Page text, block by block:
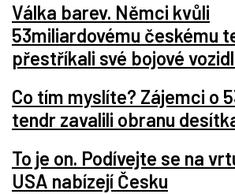
Válka barev. Němci kvůli
53miliardovému českému
přestříkali své bojové
Co tím myslíte? Zájemci o
tendr zavalili obranu
To je on. Podívejte se na
USA nabízejí Česku